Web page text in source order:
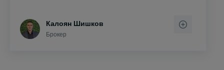
Калоян Шишков
Брокер